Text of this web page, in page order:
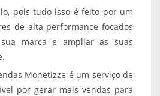
pois tudo isso é feito por um
de alta performance focados
marca e ampliar as suas
Monetizze é um serviço de
por gerar mais vendas para